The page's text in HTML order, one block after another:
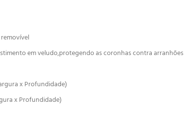
em veludo,protegendo as coronhas contra arranhões
x Profundidade)
x Profundidade)